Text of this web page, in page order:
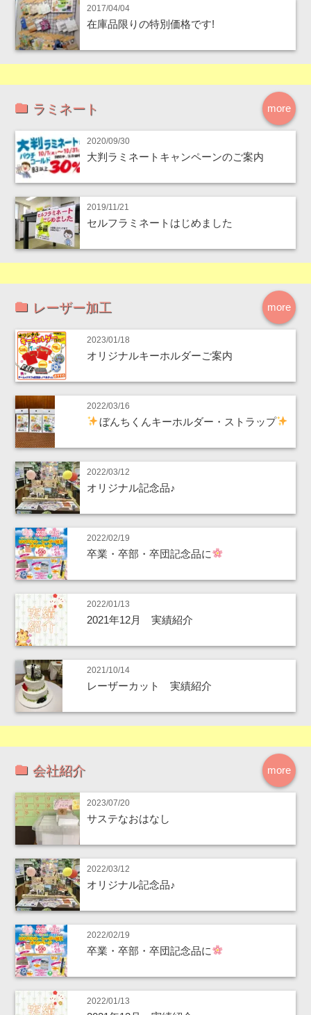
2017/04/04
在庫品限りの特別価格です!
more
ラミネート
2020/09/30
大判ラミネートキャンペーンのご案内
2019/11/21
セルフラミネートはじめました
more
レーザー加工
2023/01/18
オリジナルキーホルダーご案内
2022/03/16
ぼんちくんキーホルダー・ストラップ
2022/03/12
オリジナル記念品♪
2022/02/19
卒業・卒部・卒団記念品に
2022/01/13
2021年12月 実績紹介
2021/10/14
レーザーカット 実績紹介
more
会社紹介
2023/07/20
サステなおはなし
2022/03/12
オリジナル記念品♪
2022/02/19
卒業・卒部・卒団記念品に
2022/01/13